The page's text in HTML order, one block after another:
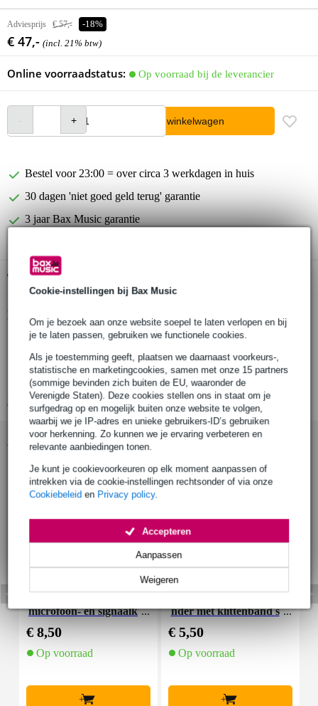
Cookie-instellingen bij Bax Music
Om je bezoek aan onze website soepel te laten verlopen en bij
je te laten passen, gebruiken we functionele cookies.
Als je toestemming geeft, plaatsen we daarnaast voorkeurs-,
statistische en marketingcookies, samen met onze 15 partners
(sommige bevinden zich buiten de EU, waaronder de
Verenigde Staten). Deze cookies stellen ons in staat om je
surfgedrag op en mogelijk buiten onze website te volgen,
waarbij we je IP-adres en unieke gebruikers-ID’s gebruiken
voor herkenning. Zo kunnen we je ervaring verbeteren en
relevante aanbiedingen tonen.
Je kunt je cookievoorkeuren op elk moment aanpassen of
intrekken via de cookie-instellingen rechtsonder of via onze
Cookiebeleid en Privacy policy.
Weigeren
Aanpassen
Accepteren
Adviesprijs € 57,- -18%
€ 47,- (incl. 21% btw)
Online voorraadstatus: Op voorraad bij de leverancier
In winkelwagen
Bestel voor 23:00 = over circa 3 werkdagen in huis
30 dagen 'niet goed geld terug' garantie
3 jaar Bax Music garantie
Gratis ophalen in de winkel
Productinformatie
Producttype: Statieven en statiefaccessoires
Type: Transporttas
Geschikt voor: 1 speakerstatief
Bekijk alle productspecificaties
Accessoires (6)
microfoon- en signaalk
€ 8,50
Op voorraad
+
nder met klittenband s
€ 5,50
Op voorraad
+